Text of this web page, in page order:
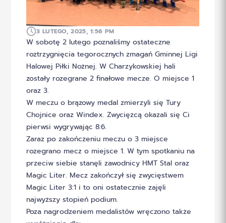
3 LUTEGO, 2025, 1:56 PM
W sobotę 2 lutego poznaliśmy ostateczne
roztrzygnięcia tegorocznych zmagań Gminnej Ligi
Halowej Piłki Nożnej. W Charzykowskiej hali
zostały rozegrane 2 finałowe mecze. O miejsce 1
oraz 3.
W meczu o brązowy medal zmierzyli się Tury
Chojnice oraz Windex. Zwycięzcą okazali się Ci
pierwsi wygrywając 8:6.
Zaraz po zakończeniu meczu o 3 miejsce
rozegrano mecz o miejsce 1. W tym spotkaniu na
przeciw siebie stanęli zawodnicy HMT Stal oraz
Magic Liter. Mecz zakończył się zwycięstwem
Magic Liter 3:1 i to oni ostatecznie zajęli
najwyższy stopień podium.
Poza nagrodzeniem medalistów wręczono także